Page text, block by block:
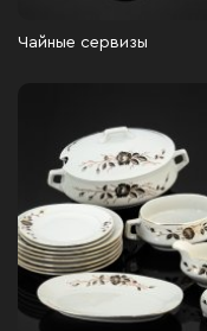
Чайные сервизы